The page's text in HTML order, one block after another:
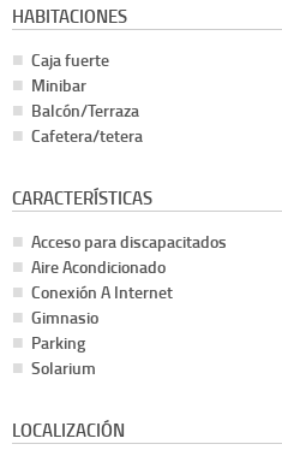
HABITACIONES
Caja fuerte
Minibar
Balcón/Terraza
Cafetera/tetera
CARACTERÍSTICAS
Acceso para discapacitados
Aire Acondicionado
Conexión A Internet
Gimnasio
Parking
Solarium
LOCALIZACIÓN